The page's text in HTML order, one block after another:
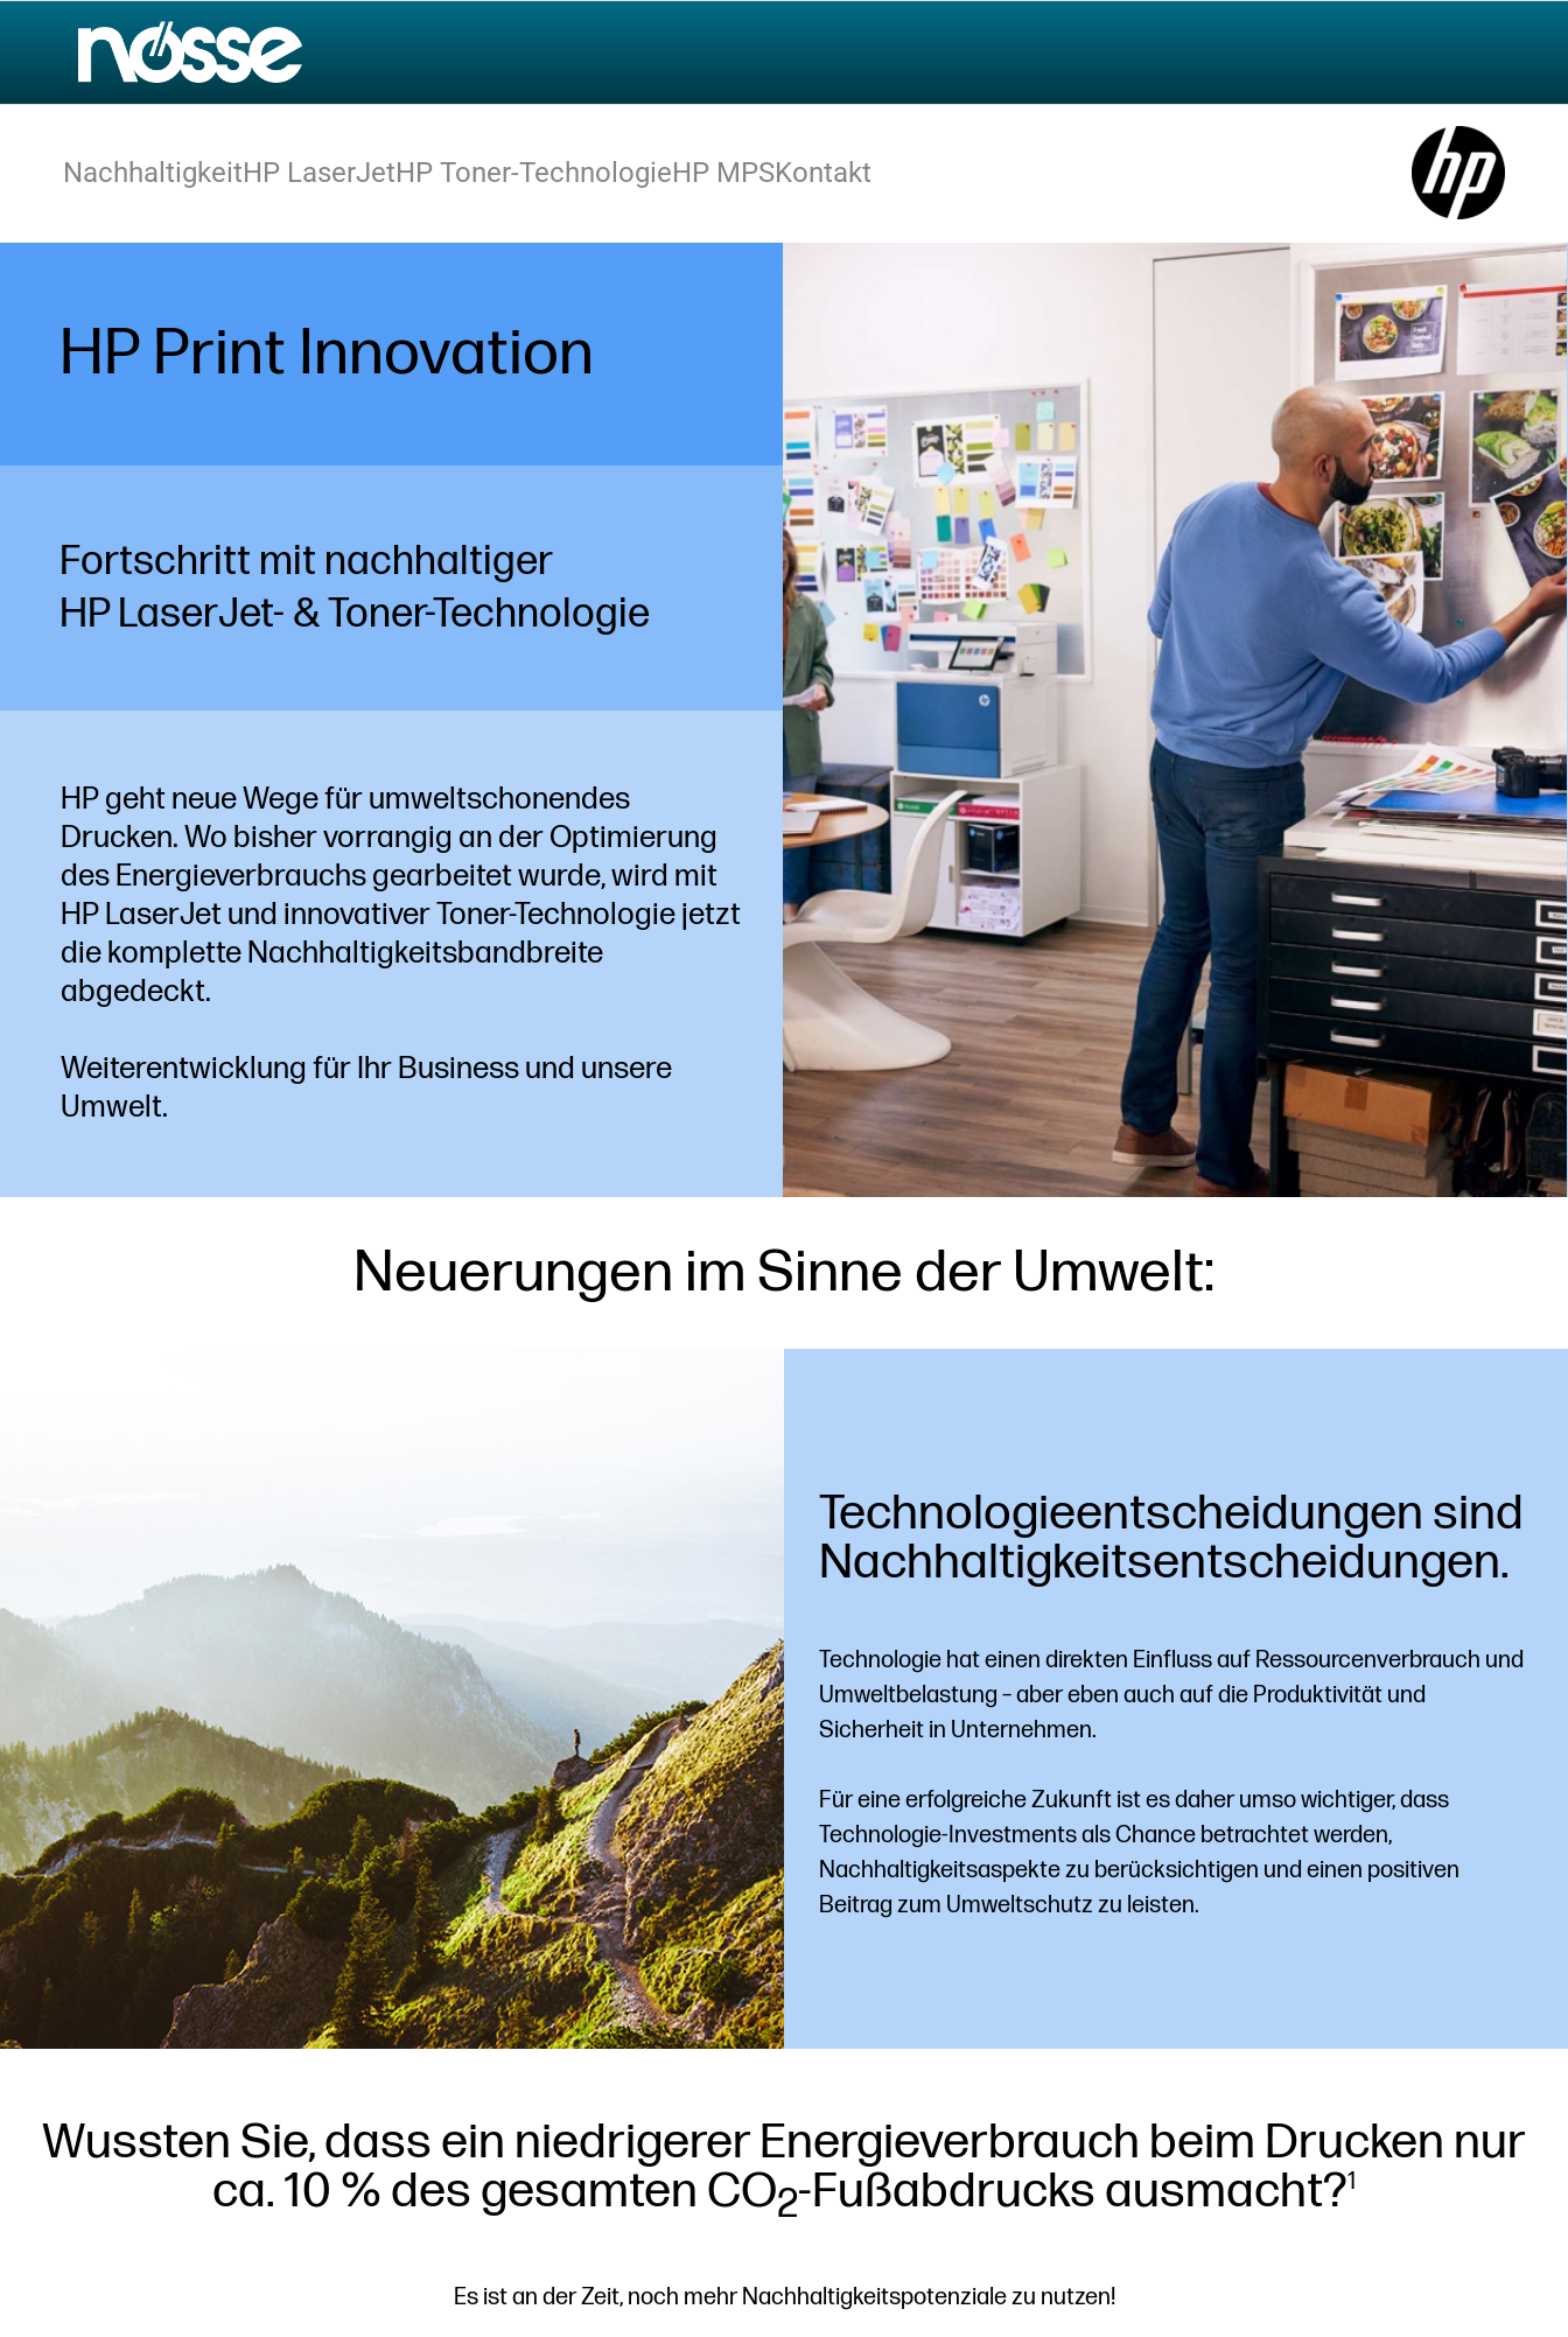
NachhaltigkeitHP LaserJetHP Toner-TechnologieHP MPSKontakt
HP Print Innovation
Fortschritt mit nachhaltiger
HP LaserJet- & Toner-Technologie
HP geht neue Wege für umweltschonendes
Drucken. Wo bisher vorrangig an der Optimierung
des Energieverbrauchs gearbeitet wurde, wird mit
HP LaserJet und innovativer Toner-Technologie jetzt
die komplette Nachhaltigkeitsbandbreite
abgedeckt.
Weiterentwicklung für Ihr Business und unsere
Umwelt.
Neuerungen im Sinne der Umwelt:
Technologie­entscheidungen sind
Nachhaltig­keits­entscheidungen.
Technologie hat einen direkten Einfluss auf Ressourcenverbrauch und
Umweltbelastung – aber eben auch auf die Produktivität und
Sicherheit in Unternehmen.
Für eine erfolgreiche Zukunft ist es daher umso wichtiger, dass
Technologie-Investments als Chance betrachtet werden,
Nachhaltigkeitsaspekte zu berücksichtigen und einen positiven
Beitrag zum Umweltschutz zu leisten.
Wussten Sie, dass ein niedrigerer Energieverbrauch beim Drucken nur
ca. 10 % des gesamten CO2-Fußabdrucks ausmacht?1
Es ist an der Zeit, noch mehr Nachhaltigkeitspotenziale zu nutzen!